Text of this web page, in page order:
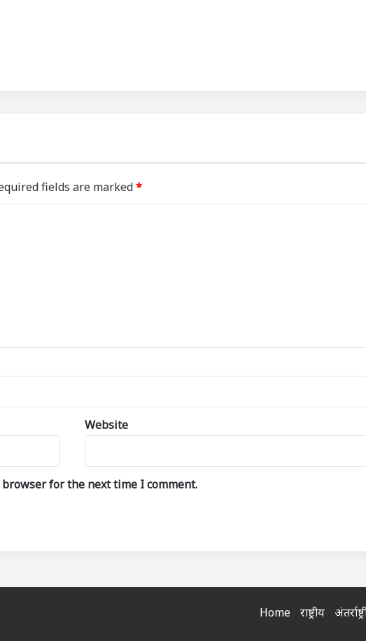
fields are marked*
Website
for the next time I comment.
Home राष्ट्रीय